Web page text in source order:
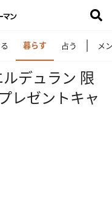
暮らす 占う メ
デュラン 限
レゼントキャ